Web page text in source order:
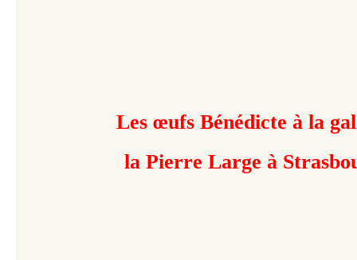
Les œufs Bénédicte à la
la Pierre Large à